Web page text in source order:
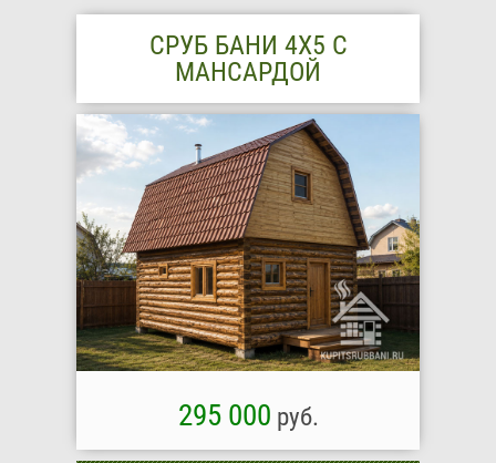
СРУБ БАНИ 4Х5 С
МАНСАРДОЙ
295 000 руб.